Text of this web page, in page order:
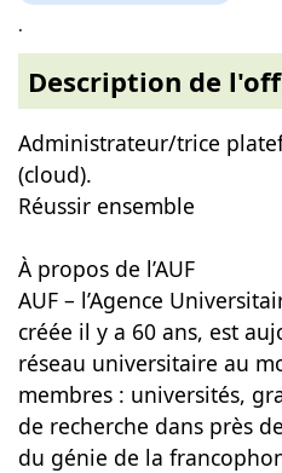
.
Description de
Administrateur/trice
(cloud).
Réussir ensemble
À propos de l’AUF
AUF – l’Agence
créée il y a 60 ans, est
réseau universitaire au
membres : universités,
de recherche dans près
du génie de la